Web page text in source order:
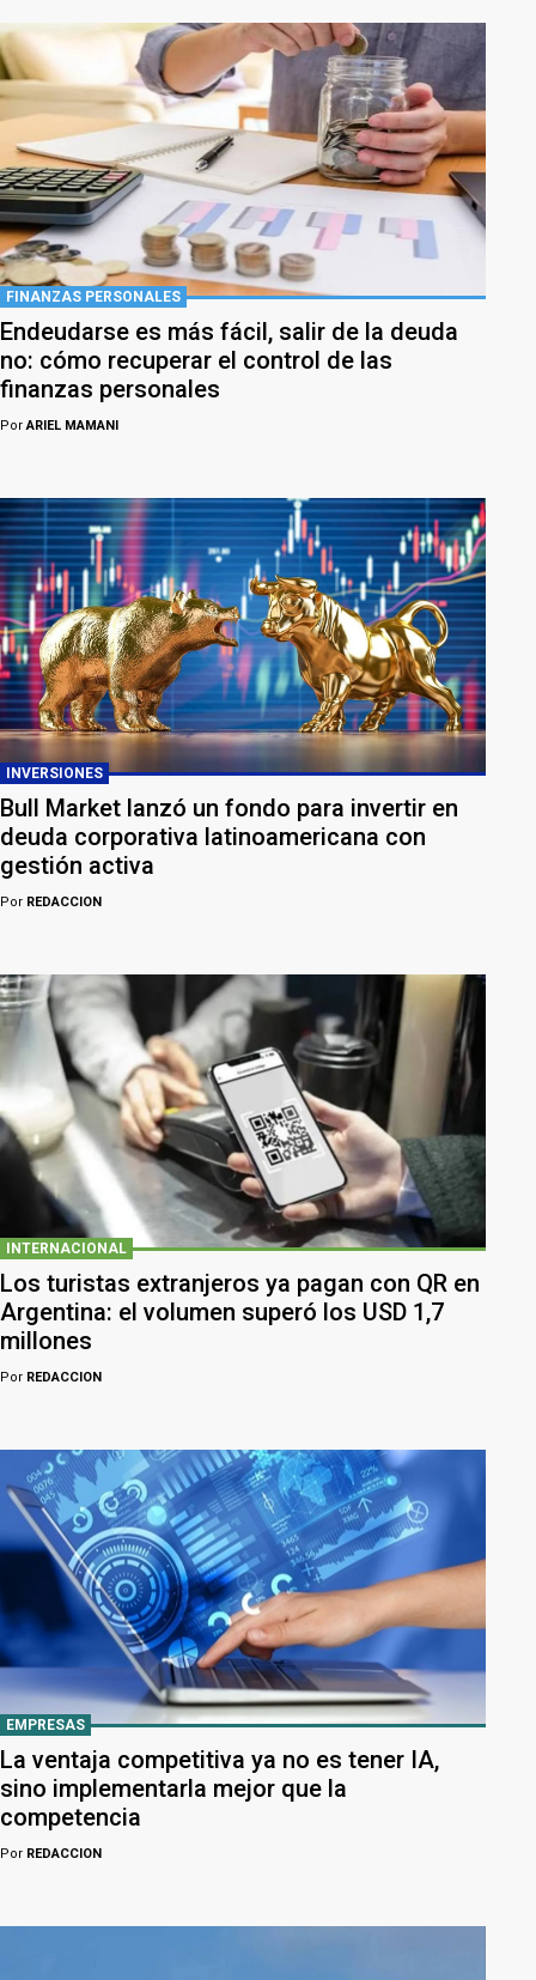
FINANZAS PERSONALES
Endeudarse es más fácil, salir de la deuda
no: cómo recuperar el control de las
finanzas personales
PorARIEL MAMANI
INVERSIONES
Bull Market lanzó un fondo para invertir en
deuda corporativa latinoamericana con
gestión activa
Por REDACCION
INTERNACIONAL
Los turistas extranjeros ya pagan con QR en
Argentina: el volumen superó los USD 1,7
millones
Por REDACCION
EMPRESAS
La ventaja competitiva ya no es tener IA,
sino implementarla mejor que la
competencia
Por REDACCION